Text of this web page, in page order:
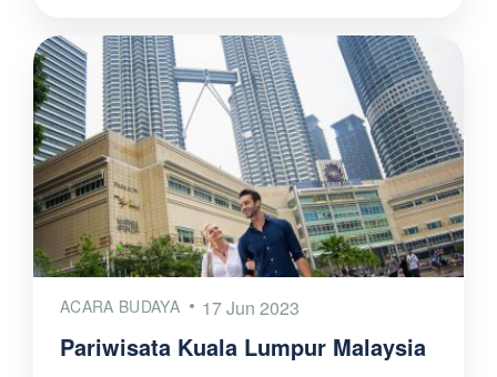
ACARA BUDAYA 17 Jun 2023
Pariwisata Kuala Lumpur Malaysia